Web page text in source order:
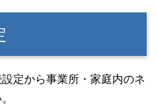
定から事業所・家庭内のネ